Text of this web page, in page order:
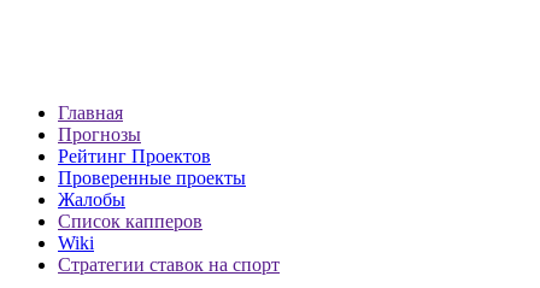
Главная
Прогнозы
Рейтинг Проектов
Проверенные проекты
Жалобы
Список капперов
Wiki
Стратегии ставок на спорт